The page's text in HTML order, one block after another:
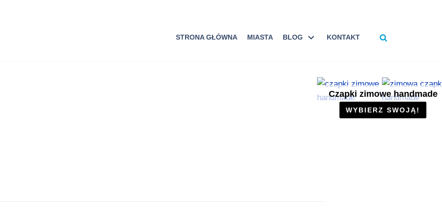
STRONA GŁÓWNA MIASTA BLOG KONTAKT
Czapki zimowe handmade
WYBIERZ SWOJĄ!